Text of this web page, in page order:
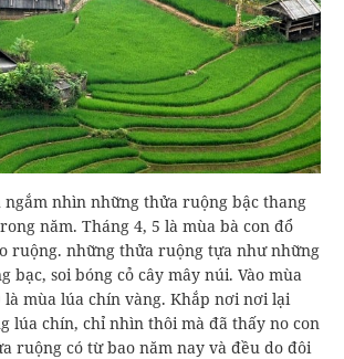
ngắm nhìn những thửa ruộng bậc thang
năm. Tháng 4, 5 là mùa bà con đổ
ruộng. những thửa ruộng tựa như những
bạc, soi bóng cỏ cây mây núi. Vào mùa
mùa lúa chín vàng. Khắp nơi nơi lại
lúa chín, chỉ nhìn thôi mà đã thấy no con
ruộng có từ bao năm nay và đều do đôi